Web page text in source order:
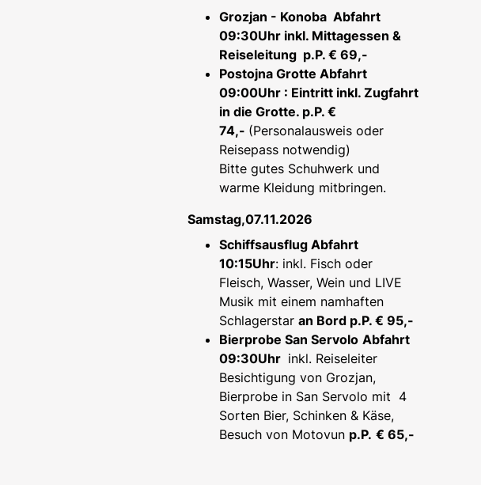
Grozjan - Konoba Abfahrt
09:30Uhr inkl. Mittagessen &
Reiseleitung p.P. € 69,-
Postojna Grotte Abfahrt
09:00Uhr : Eintritt inkl. Zugfahrt
in die Grotte. p.P. €
74,- (Personalausweis oder
Reisepass notwendig)
Bitte gutes Schuhwerk und
warme Kleidung mitbringen.
Samstag,07.11.2026
Schiffsausflug Abfahrt
10:15Uhr: inkl. Fisch oder
Fleisch, Wasser, Wein und LIVE
Musik mit einem namhaften
Schlagerstar an Bord p.P. € 95,-
Bierprobe San Servolo Abfahrt
09:30Uhr inkl. Reiseleiter
Besichtigung von Grozjan,
Bierprobe in San Servolo mit 4
Sorten Bier, Schinken & Käse,
Besuch von Motovun p.P. € 65,-